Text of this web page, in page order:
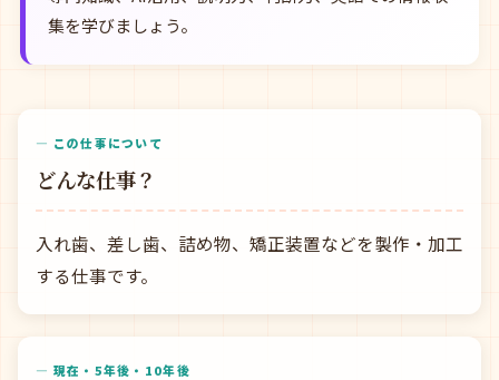
集を学びましょう。
— この仕事について
どんな仕事？
入れ歯、差し歯、詰め物、矯正装置などを製作・加工
する仕事です。
— 現在・5年後・10年後